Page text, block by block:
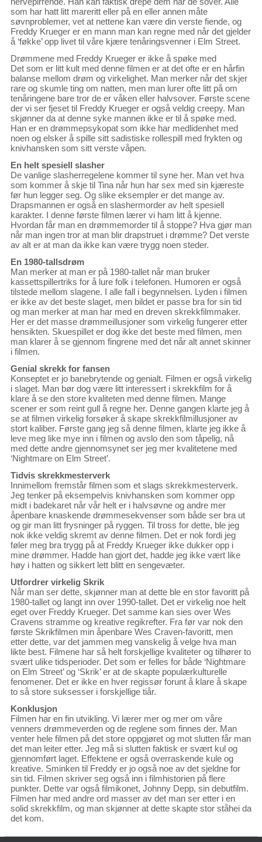
som har hatt litt mareritt eller på en eller annen måte
søvnproblemer, vet at nettene kan være din verste fiende, og
Freddy Krueger er en mann man kan regne med når det gjelder
å ‘føkke’ opp livet til våre kjære tenåringsvenner i Elm Street.
Drømmene med Freddy Krueger er ikke å spøke med
Det som er litt kult med denne filmen er at det ofte er en hårfin
balanse mellom drøm og virkelighet. Man merker når det skjer
rare og skumle ting om natten, men man lurer ofte litt på om
tenåringene bare tror de er våken eller halvsover. Første scene
der vi ser fjeset til Freddy Krueger er også veldig creepy. Man
skjønner da at denne syke mannen ikke er til å spøke med.
Han er en drømmepsykopat som ikke har medlidenhet med
noen og elsker å spille sitt sadistiske rollespill med frykten og
knivhansken som sitt verste våpen.
En helt spesiell slasher
De vanlige slasherregelene kommer til syne her. Man vet hva
som kommer å skje til Tina når hun har sex med sin kjæreste
før hun legger seg. Og slike eksempler er det mange av.
Drapsmannen er også en slashermorder av helt spesiell
karakter. I denne første filmen lærer vi ham litt å kjenne.
Hvordan får man en drømmemorder til å stoppe? Hva gjør man
når man ingen tror at man blir drapstruet i drømme? Det verste
av alt er at man da ikke kan være trygg noen steder.
En 1980-tallsdrøm
Man merker at man er på 1980-tallet når man bruker
kassettspillertriks for å lure folk i telefonen. Humoren er også
tilstede mellom slagene. I alle fall i begynnelsen. Lyden i filmen
er ikke av det beste slaget, men bildet er passe bra for sin tid
og man merker at man har med en dreven skrekkfilmmaker.
Her er det masse drømmeillusjoner som virkelig fungerer etter
hensikten. Skuespillet er dog ikke det beste med filmen, men
man klarer å se gjennom fingrene med det når alt annet skinner
i filmen.
Genial skrekk for fansen
Konseptet er jo banebrytende og genialt. Filmen er også virkelig
i slaget. Man bør dog være litt interessert i skrekkfilm for å
klare å se den store kvaliteten med denne filmen. Mange
scener er som reint gull å regne her. Denne gangen klarte jeg å
se at filmen virkelig forsøker å skape skrekkfilmillusjoner av
stort kaliber. Første gang jeg så denne filmen, klarte jeg ikke å
leve meg like mye inn i filmen og avslo den som tåpelig, nå
med dette andre gjennomsynet ser jeg mer kvalitetene med
‘Nightmare on Elm Street’.
Tidvis skrekkmesterverk
Innimellom fremstår filmen som et slags skrekkmesterverk.
Jeg tenker på eksempelvis knivhansken som kommer opp
midt i badekaret når vår helt er i halvsøvne og andre mer
åpenbare knaskende drømmesekvenser som både ser bra ut
og gir man litt frysninger på ryggen. Til tross for dette, ble jeg
nok ikke veldig skremt av denne filmen. Det er nok fordi jeg
føler meg bra trygg på at Freddy Krueger ikke dukker opp i
mine drømmer. Hadde han gjort det, hadde jeg ikke vært like
høy i hatten og sikkert lett blitt en sengevæter.
Utfordrer virkelig Skrik
Når man ser dette, skjønner man at dette ble en stor favoritt på
1980-tallet og langt inn over 1990-tallet. Det er virkelig noe helt
eget over Freddy Krueger. Det samme kan sies over Wes
Cravens stramme og kreative regikrefter. Fra før var nok den
første Skrikfilmen min åpenbare Wes Craven-favoritt, men
etter dette, var det jammen meg vanskelig å velge hva man
likte best. Filmene har så helt forskjellige kvaliteter og tilhører to
svært ulike tidsperioder. Det som er felles for både ‘Nightmare
on Elm Street’ og ‘Skrik’ er at de skapte populærkulturelle
fenomener. Det er ikke en hver regissør forunt å klare å skape
to så store suksesser i forskjellige tiår.
Konklusjon
Filmen har en fin utvikling. Vi lærer mer og mer om våre
venners drømmeverden og de reglene som finnes der. Man
venter hele filmen på det store oppgjøret og mot slutten får man
det man leiter etter. Jeg må si slutten faktisk er svært kul og
gjennomført laget. Effektene er også overraskende kule og
kreative. Sminken til Freddy er jo også noe av det sjeldne for
sin tid. Filmen skriver seg også inn i filmhistorien på flere
punkter. Dette var også filmikonet, Johnny Depp, sin debutfilm.
Filmen har med andre ord masser av det man ser etter i en
solid skrekkfilm, og man skjønner at dette skapte stor ståhei da
det kom.